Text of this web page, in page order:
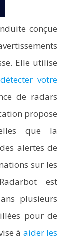
conçue
Elle utilise
détecter votre
de radars
propose
que la
alertes de
sur les
est
plusieurs
pour de
à aider les